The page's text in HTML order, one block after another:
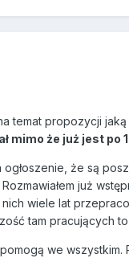
temat propozycji jaką
mimo że już jest po
ogłoszenie, że są
już
wiele lat
tam pracujących to
we